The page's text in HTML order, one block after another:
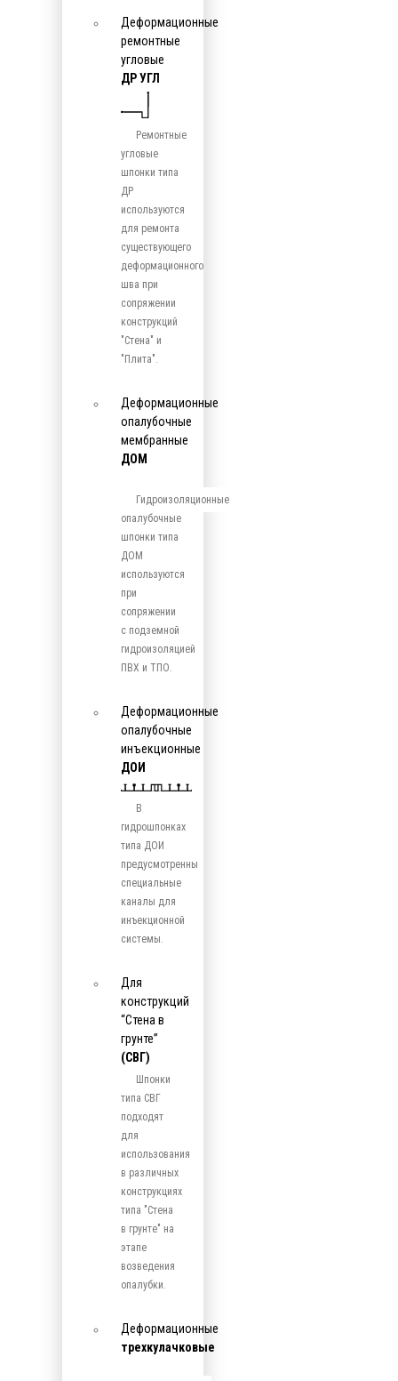
Деформационные
ремонтные
угловые
ДР УГЛ
Ремонтные
угловые
шпонки типа
ДР
используются
для ремонта
существующего
деформационного
шва при
сопряжении
конструкций
"Стена" и
"Плита".
Деформационные
опалубочные
мембранные
ДОМ
Гидроизоляционные
опалубочные
шпонки типа
ДОМ
используются
при
сопряжении
с подземной
гидроизоляцией
ПВХ и ТПО.
Деформационные
опалубочные
инъекционные
ДОИ
В
гидрошпонках
типа ДОИ
предусмотренны
специальные
каналы для
инъекционной
системы.
Для
конструкций
“Стена в
грунте”
(СВГ)
Шпонки
типа СВГ
подходят
для
использования
в различных
конструкциях
типа "Стена
в грунте" на
этапе
возведения
опалубки.
Деформационные
трехкулачковые